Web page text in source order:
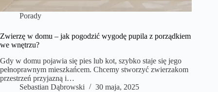
Porady
Zwierzę w domu – jak pogodzić wygodę pupila z porządkiem
we wnętrzu?
Gdy w domu pojawia się pies lub kot, szybko staje się jego
pełnoprawnym mieszkańcem. Chcemy stworzyć zwierzakom
przestrzeń przyjazną i…
Sebastian Dąbrowski
30 maja, 2025